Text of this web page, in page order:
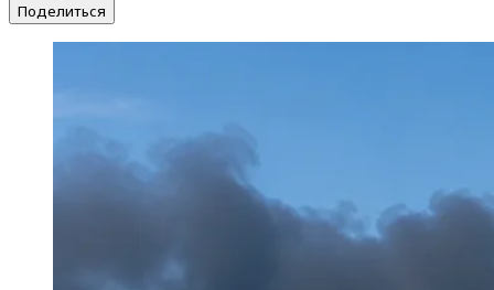
Поделиться